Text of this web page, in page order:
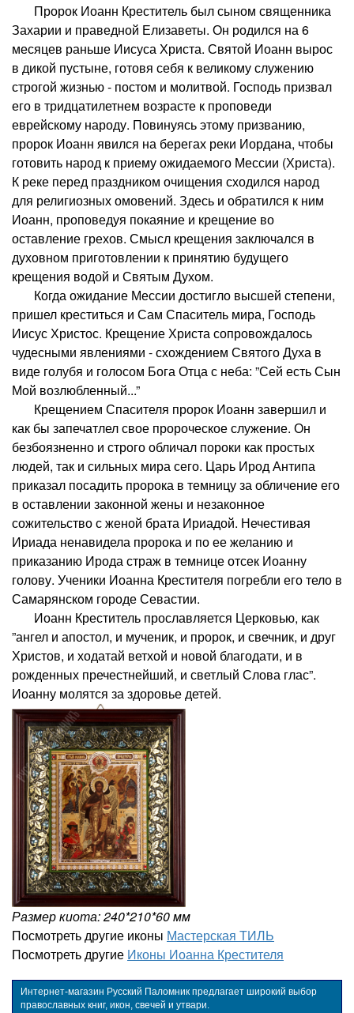
Пророк Иоанн Креститель был сыном священника
Захарии и праведной Елизаветы. Он родился на 6
месяцев раньше Иисуса Христа. Святой Иоанн вырос
в дикой пустыне, готовя себя к великому служению
строгой жизнью - постом и молитвой. Господь призвал
его в тридцатилетнем возрасте к проповеди
еврейскому народу. Повинуясь этому призванию,
пророк Иоанн явился на берегах реки Иордана, чтобы
готовить народ к приему ожидаемого Мессии (Христа).
К реке перед праздником очищения сходился народ
для религиозных омовений. Здесь и обратился к ним
Иоанн, проповедуя покаяние и крещение во
оставление грехов. Смысл крещения заключался в
духовном приготовлении к принятию будущего
крещения водой и Святым Духом.
Когда ожидание Мессии достигло высшей степени,
пришел креститься и Сам Спаситель мира, Господь
Иисус Христос. Крещение Христа сопровождалось
чудесными явлениями - схождением Святого Духа в
виде голубя и голосом Бога Отца с неба: ”Сей есть Сын
Мой возлюбленный...”
Крещением Спасителя пророк Иоанн завершил и
как бы запечатлел свое пророческое служение. Он
безбоязненно и строго обличал пороки как простых
людей, так и сильных мира сего. Царь Ирод Антипа
приказал посадить пророка в темницу за обличение его
в оставлении законной жены и незаконное
сожительство с женой брата Ириадой. Нечестивая
Ириада ненавидела пророка и по ее желанию и
приказанию Ирода страж в темнице отсек Иоанну
голову. Ученики Иоанна Крестителя погребли его тело в
Самарянском городе Севастии.
Иоанн Креститель прославляется Церковью, как
”ангел и апостол, и мученик, и пророк, и свечник, и друг
Христов, и ходатай ветхой и новой благодати, и в
рожденных пречестнейший, и светлый Слова глас”.
Иоанну молятся за здоровье детей.
Размер киота: 240*210*60 мм
Посмотреть другие иконы Мастерская ТИЛЬ
Посмотреть другие Иконы Иоанна Крестителя
Интернет-магазин Русский Паломник предлагает широкий выбор
православных книг, икон, свечей и утвари.